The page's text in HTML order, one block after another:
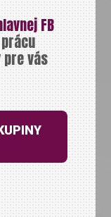
FB
vás